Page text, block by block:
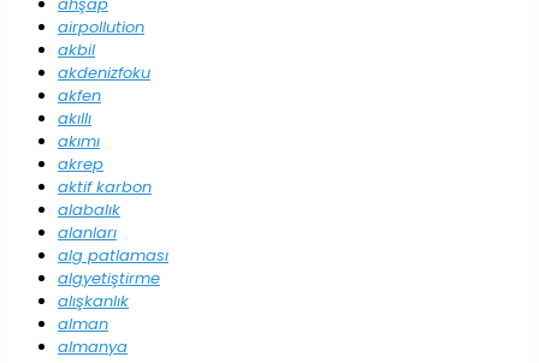
airpollution
akbil
akdenizfoku
akfen
akıllı
akımı
akrep
aktif karbon
alabalık
alanları
alg patlaması
algyetiştirme
alışkanlık
alman
almanya